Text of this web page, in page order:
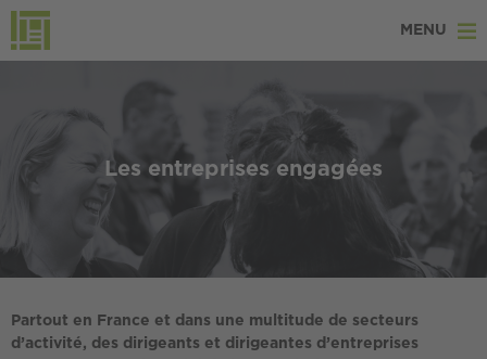
MENU
Les entreprises engagées
Partout en France et dans une multitude de secteurs
d’activité, des dirigeants et dirigeantes d’entreprises